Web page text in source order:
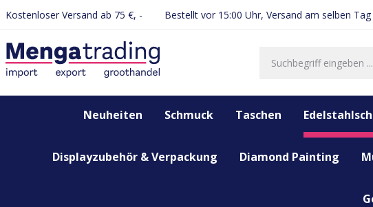
Zur Hauptnavigation springen
Kostenloser Versand ab 75 €, - Bestellt vor 15:00 Uhr, Versand am selben Tag
Neuheiten Schmuck Taschen
Displayzubehör & Verpackung Diamond Painting